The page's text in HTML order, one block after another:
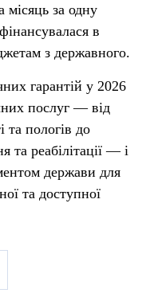
місяць за одну
в
з державного.
гарантій у 2026
послуг — від
та пологів до
та реабілітації — і
держави для
та доступної